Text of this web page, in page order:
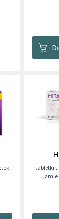
tabletki
jamie